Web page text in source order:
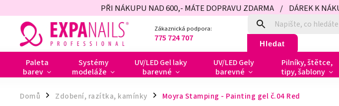
PŘI NÁKUPU NAD 600,- MÁTE DOPRAVU ZDARMA / DÁREK K
Zákaznická podpora:
775 724 707 Hledat
Paleta
barev
Systémy
modeláže
UV/LED Gel laky
barevné
UV/LED Gely
barevné
Pilníky, štětce,
tipy, šablony
Domů / Zdobení, razítka, kamínky / Moyra Stamping - Painting gel č.04 Red